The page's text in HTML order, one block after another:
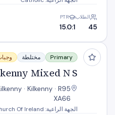
الطلاب
45
PTR
15.0:1
Kilkenny Mixed N S
Primary مختلطة
Mixed N S
· Kilkenny · R95
XA66
الجهة الراعية: Church Of Ireland